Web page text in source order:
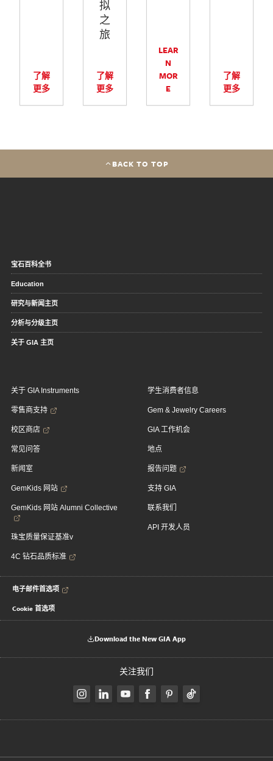
了解
更多
拟
之
旅
了解
更多
LEAR
N
MOR
E
了解
更多
BACK TO TOP
宝石百科全书
Education
研究与新闻主页
分析与分级主页
关于 GIA 主页
关于 GIA Instruments
零售商支持
校区商店
常见问答
新闻室
GemKids 网站
GemKids 网站 Alumni Collective
珠宝质量保证基准v
4C 钻石品质标准
学生消费者信息
Gem & Jewelry Careers
GIA 工作机会
地点
报告问题
支持 GIA
联系我们
API 开发人员
电子邮件首选项
Cookie 首选项
Download the New GIA App
关注我们